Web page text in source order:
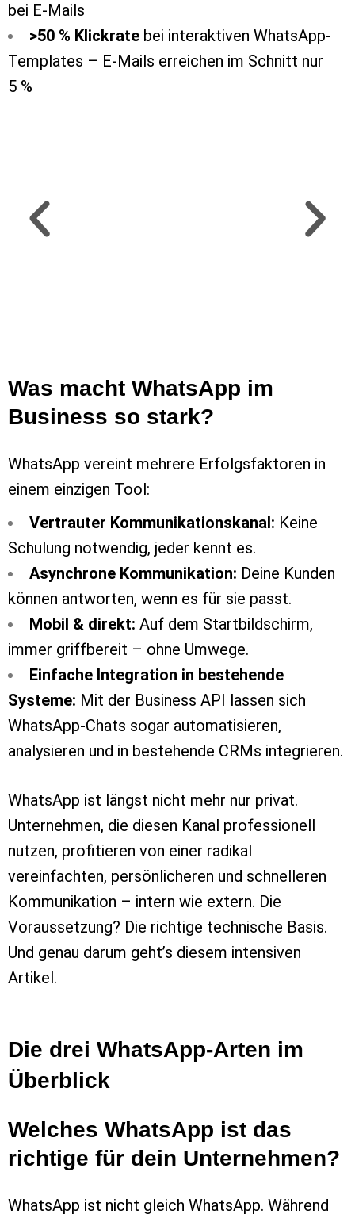
bei E-Mails
>50 % Klickrate bei interaktiven WhatsApp-
Templates – E-Mails erreichen im Schnitt nur
5 %
Was macht WhatsApp im
Business so stark?
WhatsApp vereint mehrere Erfolgsfaktoren in
einem einzigen Tool:
Vertrauter Kommunikationskanal: Keine
Schulung notwendig, jeder kennt es.
Asynchrone Kommunikation: Deine Kunden
können antworten, wenn es für sie passt.
Mobil & direkt: Auf dem Startbildschirm,
immer griffbereit – ohne Umwege.
Einfache Integration in bestehende
Systeme: Mit der Business API lassen sich
WhatsApp-Chats sogar automatisieren,
analysieren und in bestehende CRMs integrieren.
WhatsApp ist längst nicht mehr nur privat.
Unternehmen, die diesen Kanal professionell
nutzen, profitieren von einer radikal
vereinfachten, persönlicheren und schnelleren
Kommunikation – intern wie extern. Die
Voraussetzung? Die richtige technische Basis.
Und genau darum geht’s diesem intensiven
Artikel.
Die drei WhatsApp-Arten im
Überblick
Welches WhatsApp ist das
richtige für dein Unternehmen?
WhatsApp ist nicht gleich WhatsApp. Während